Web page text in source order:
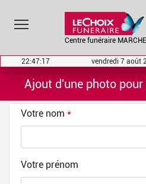
Centre funéraire
Toggle main menu visibility
22:47:18 vendredi 7 août
Ajout d'une photo pour
Votre nom *
Votre prénom